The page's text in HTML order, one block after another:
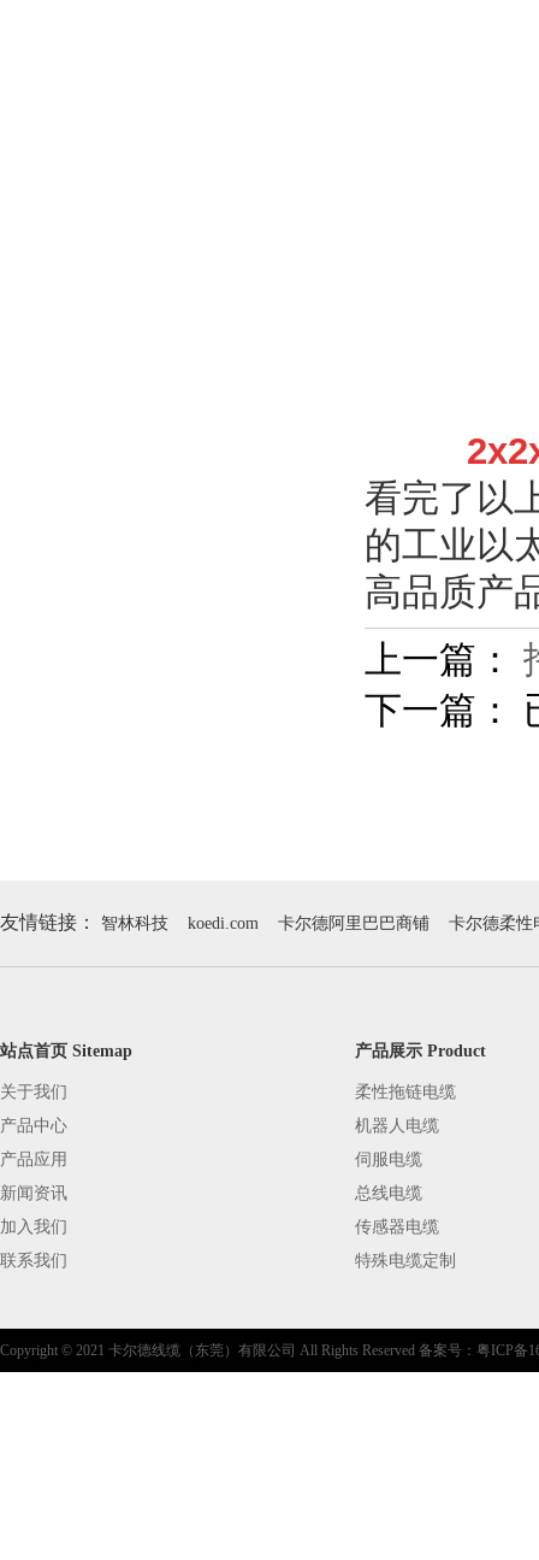
看完了以
的工业以
高品质产
上一篇：
下一篇：
友情链接： 智林科技 koedi.com 卡尔德阿里巴巴商铺 卡尔德柔性
站点首页 Sitemap
关于我们
产品中心
产品应用
新闻资讯
加入我们
联系我们
产品展示 Product
柔性拖链电缆
机器人电缆
伺服电缆
总线电缆
传感器电缆
特殊电缆定制
Copyright © 2021 卡尔德线缆（东莞）有限公司 All Rights Reserved 备案号： 粤ICP备